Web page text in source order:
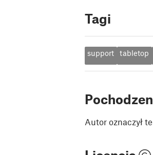
Tagi
support tabletop
Autor oznaczył